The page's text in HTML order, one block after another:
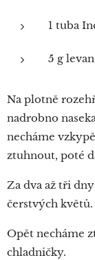
1 tuba
5 g
Na plotně
nadrobno
necháme
ztuhnout, poté
Za dva až tři
čerstvých květů.
Opět necháme
chladničky.